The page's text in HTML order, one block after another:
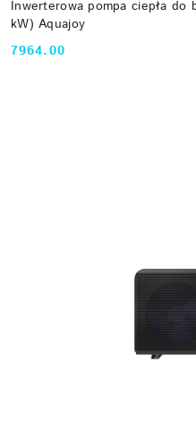
Inwerterowa pompa ciepła do
kW) Aquajoy
Cena:
7964.00